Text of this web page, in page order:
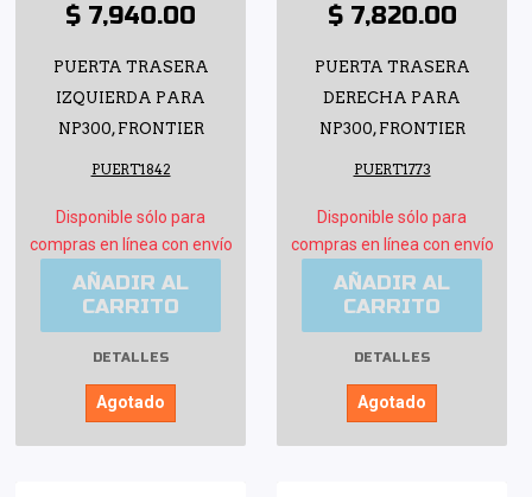
$ 7,940.00
PUERTA TRASERA
IZQUIERDA PARA
NP300, FRONTIER
PUERT1842
Disponible sólo para
compras en línea con envío
AÑADIR AL
CARRITO
DETALLES
Agotado
$ 7,820.00
PUERTA TRASERA
DERECHA PARA
NP300, FRONTIER
PUERT1773
Disponible sólo para
compras en línea con envío
AÑADIR AL
CARRITO
DETALLES
Agotado